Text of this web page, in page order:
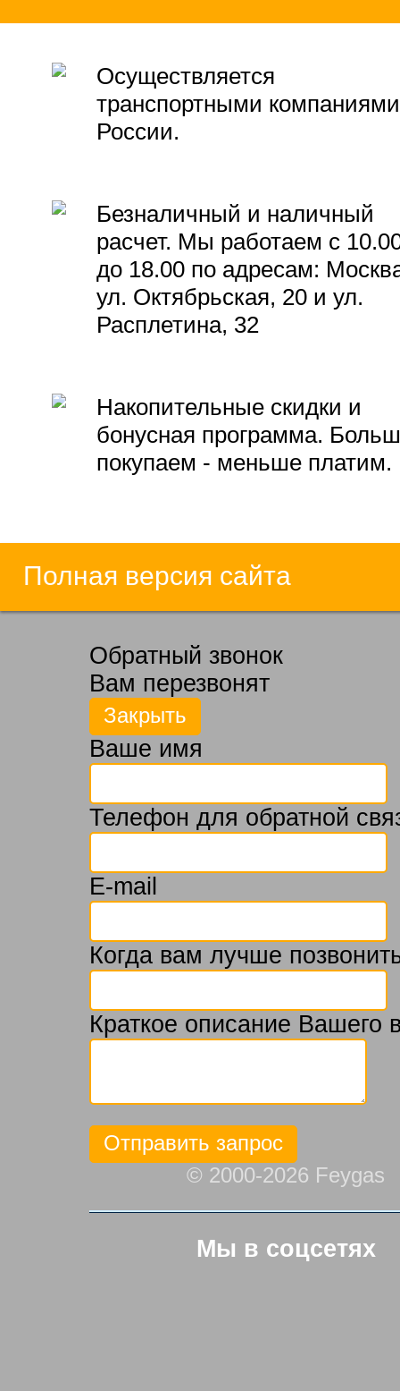
Осуществляется
транспортными компаниями
России.
Безналичный и наличный
расчет. Мы работаем с
до 18.00 по адресам:
ул. Октябрьская, 20 и ул.
Расплетина, 32
Накопительные скидки и
бонусная программа.
покупаем - меньше платим.
Полная версия сайта
Обратный звонок
Вам перезвонят
Ваше имя
Телефон для обратной
E-mail
Когда вам лучше
Краткое описание Вашего
© 2000-2026 Feygas
Мы в соцсетях